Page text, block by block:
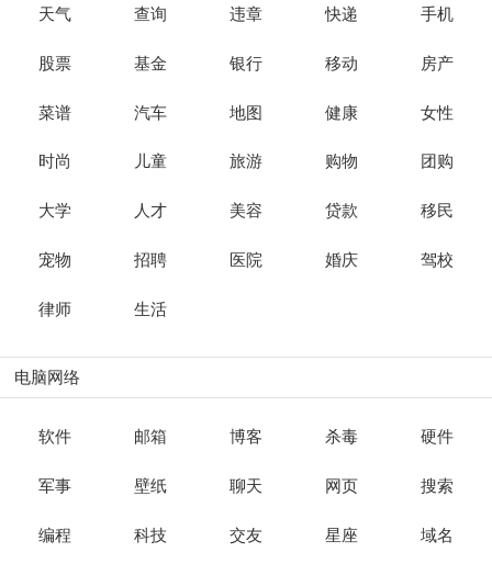
天气 查询 违章 快递 手机
股票 基金 银行 移动 房产
菜谱 汽车 地图 健康 女性
时尚 儿童 旅游 购物 团购
大学 人才 美容 贷款 移民
宠物 招聘 医院 婚庆 驾校
律师 生活
电脑网络
软件 邮箱 博客 杀毒 硬件
军事 壁纸 聊天 网页 搜索
编程 科技 交友 星座 域名